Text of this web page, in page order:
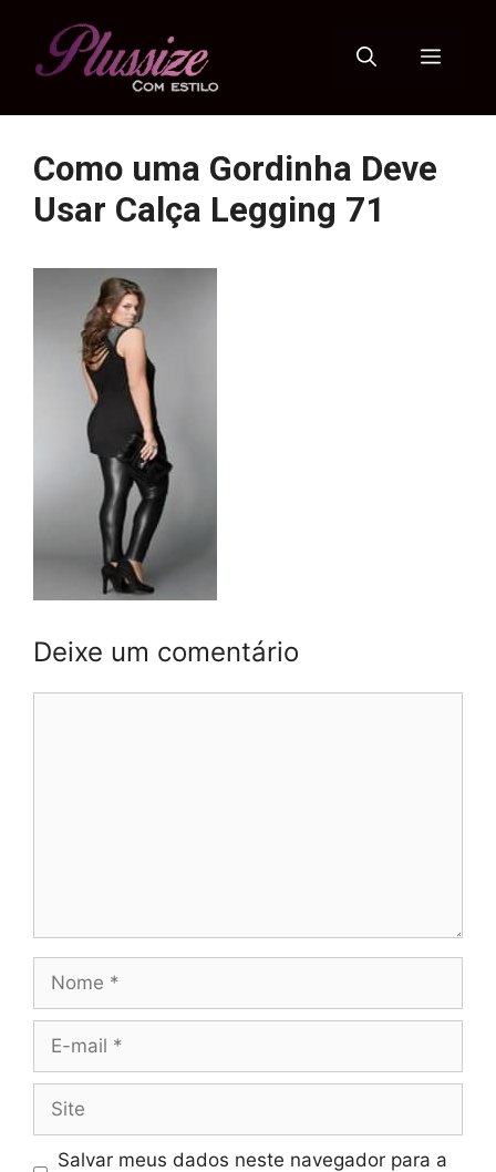
Menu
Como uma Gordinha Deve
Usar Calça Legging 71
Deixe um comentário
mail
Salvar meus dados neste navegador para a